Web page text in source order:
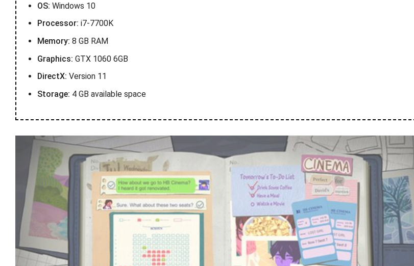
OS: Windows 10
Processor: i7-7700K
Memory: 8 GB RAM
Graphics: GTX 1060 6GB
DirectX: Version 11
Storage: 4 GB available space